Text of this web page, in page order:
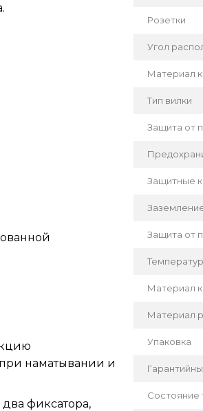
наматывании и
фиксатора,
Розетки
Угол
Материал
Тип вилки
Защита от
Защитные
Защита от
Материал
Материал
Упаковка
Состояние